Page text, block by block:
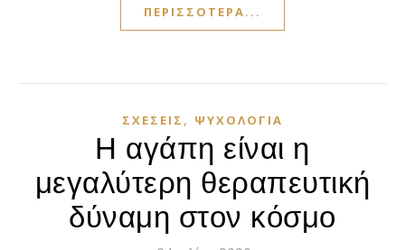
ΠΕΡΙΣΣΌΤΕΡΑ...
ΣΧΈΣΕΙΣ , ΨΥΧΟΛΟΓΊΑ
Η αγάπη είναι η
μεγαλύτερη θεραπευτική
δύναμη στον κόσμο